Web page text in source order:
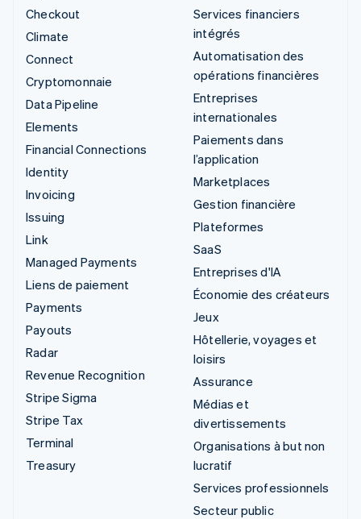
Checkout
Climate
Connect
Cryptomonnaie
Data Pipeline
Elements
Financial Connections
Identity
Invoicing
Issuing
Link
Managed Payments
Liens de paiement
Payments
Payouts
Radar
Revenue Recognition
Stripe Sigma
Stripe Tax
Terminal
Treasury
Services financiers
intégrés
Automatisation des
opérations financières
Entreprises
internationales
Paiements dans
l’application
Marketplaces
Gestion financière
Plateformes
SaaS
Entreprises d'IA
Économie des créateurs
Jeux
Hôtellerie, voyages et
loisirs
Assurance
Médias et
divertissements
Organisations à but non
lucratif
Services professionnels
Secteur public